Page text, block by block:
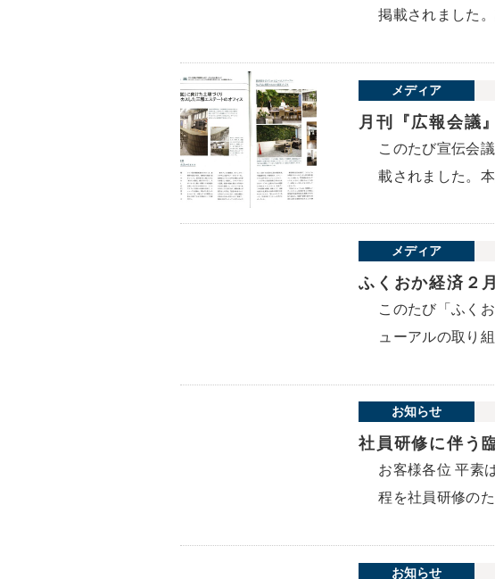
掲載されました
メディア
月刊『広報会議
このたび宣伝会
載されました。
メディア
ふくおか経済２
このたび「ふく
ューアルの取り
お知らせ
社員研修に伴う
お客様各位 平素
程を社員研修の
お知らせ